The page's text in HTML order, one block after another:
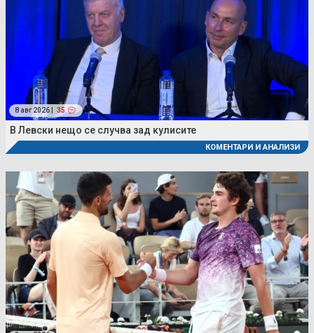
8 авг 2026 | 35
В Левски нещо се случва зад кулисите
КОМЕНТАРИ И АНАЛИЗИ